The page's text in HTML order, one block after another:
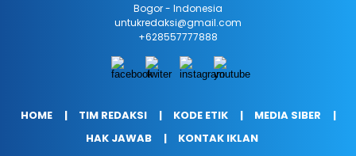
Bogor - Indonesia
untukredaksi@gmail.com
+628557777888
HOME TIM REDAKSI KODE ETIK
MEDIA SIBER
HAK JAWAB
KONTAK IKLAN